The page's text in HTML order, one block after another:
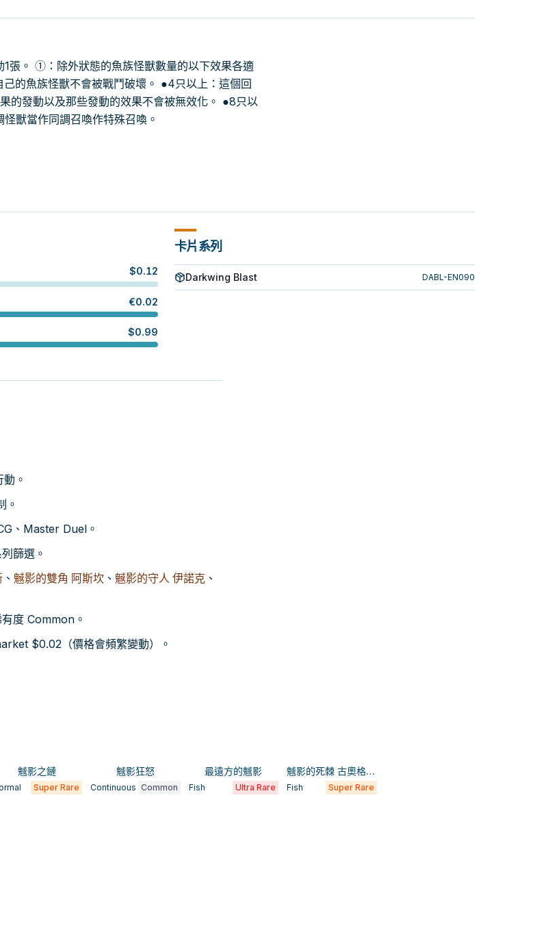
1張。 ①：除外狀態的魚族怪獸數量的以下效果各適
的魚族怪獸不會被戰鬥破壞。 ●4只以上：這個回
的發動以及那些發動的效果不會被無效化。 ●8只以
獸當作同調召喚作特殊召喚。
$0.12
€0.02
$0.99
卡片系列
Darkwing Blast DABL-EN090
。
。
、Master Duel。
篩選。
、 魊影的雙角 阿斯坎 、 魊影的守人 伊諾克 、
度 Common。
$0.02（價格會頻繁變動）。
魊影之鏈
Super Rare
魊影狂怒
Continuous Common
最遠方的魊影
Fish Ultra Rare
魊影的死棘 古奧格利姆
Fish Super Rare